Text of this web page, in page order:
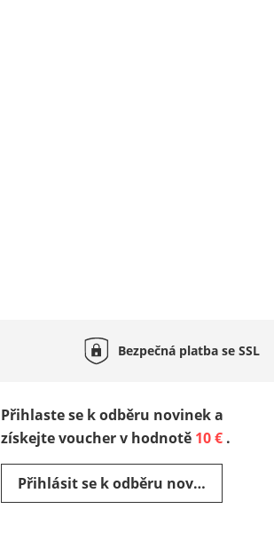
Bezpečná platba se SSL
Přihlaste se k odběru novinek a
získejte voucher v hodnotě 10 € .
Přihlásit se k odběru novinek